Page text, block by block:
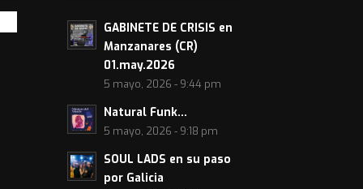
GABINETE DE CRISIS en
Manzanares (CR)
01.may.2026
5 mayo, 2026 - 9:44 pm
Natural Funk…
5 mayo, 2026 - 9:18 pm
SOUL LADS en su paso
por Galicia